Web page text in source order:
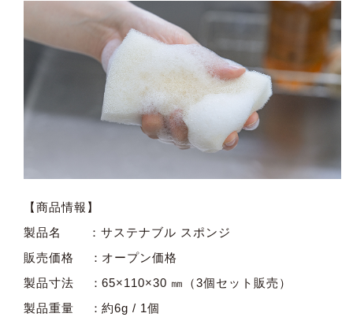
【商品情報】
製品名 ：サステナブル スポンジ
販売価格 ：オープン価格
製品寸法 ：65×110×30 ㎜（3個セット販売）
製品重量 ：約6g / 1個